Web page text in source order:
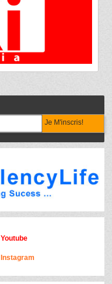
Je M'inscris!
Youtube
Instagram